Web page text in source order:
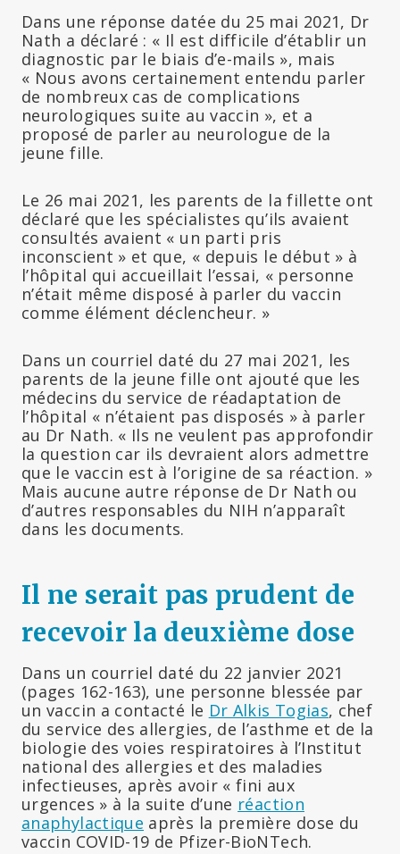
Dans une réponse datée du 25 mai 2021, Dr
Nath a déclaré : « Il est difficile d’établir un
diagnostic par le biais d’e-mails », mais
« Nous avons certainement entendu parler
de nombreux cas de complications
neurologiques suite au vaccin », et a
proposé de parler au neurologue de la
jeune fille.
Le 26 mai 2021, les parents de la fillette ont
déclaré que les spécialistes qu’ils avaient
consultés avaient « un parti pris
inconscient » et que, « depuis le début » à
l’hôpital qui accueillait l’essai, « personne
n’était même disposé à parler du vaccin
comme élément déclencheur. »
Dans un courriel daté du 27 mai 2021, les
parents de la jeune fille ont ajouté que les
médecins du service de réadaptation de
l’hôpital « n’étaient pas disposés » à parler
au Dr Nath. « Ils ne veulent pas approfondir
la question car ils devraient alors admettre
que le vaccin est à l’origine de sa réaction. »
Mais aucune autre réponse de Dr Nath ou
d’autres responsables du NIH n’apparaît
dans les documents.
Il ne serait pas prudent de
recevoir la deuxième dose
Dans un courriel daté du 22 janvier 2021
(pages 162-163), une personne blessée par
un vaccin a contacté le Dr Alkis Togias, chef
du service des allergies, de l’asthme et de la
biologie des voies respiratoires à l’Institut
national des allergies et des maladies
infectieuses, après avoir « fini aux
urgences » à la suite d’une réaction
anaphylactique après la première dose du
vaccin COVID-19 de Pfizer-BioNTech.